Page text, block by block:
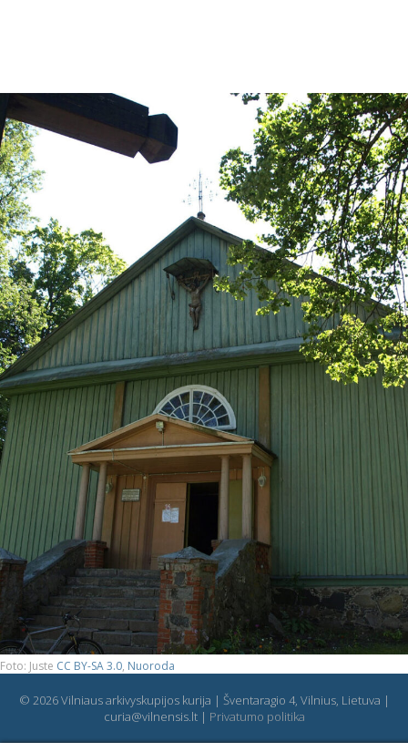
Foto: Juste CC BY-SA 3.0, Nuoroda
© 2026 Vilniaus arkivyskupijos kurija | Šventaragio 4, Vilnius, Lietuva |
curia@vilnensis.lt | Privatumo politika